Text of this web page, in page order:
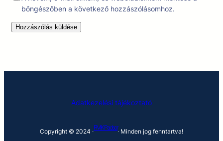
böngészőben a következő hozzászólásomhoz.
Adatkezelési tájékoztató
Copyright © 2024 ·
FMK Padsor
· Minden jog fenntartva!